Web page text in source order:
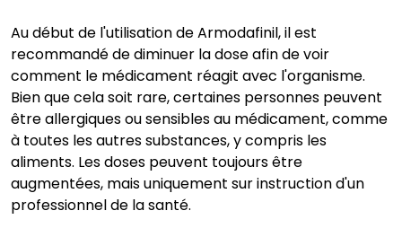
Au début de l'utilisation de Armodafinil, il est
recommandé de diminuer la dose afin de voir
comment le médicament réagit avec l'organisme.
Bien que cela soit rare, certaines personnes peuvent
être allergiques ou sensibles au médicament, comme
à toutes les autres substances, y compris les
aliments. Les doses peuvent toujours être
augmentées, mais uniquement sur instruction d'un
professionnel de la santé.